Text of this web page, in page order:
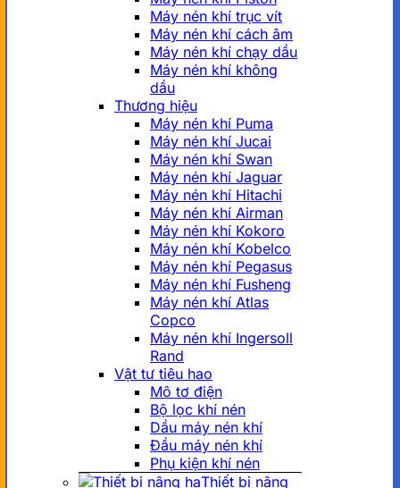
Máy nén khí trục vít
Máy nén khí cách âm
Máy nén khí chạy dầu
Máy nén khí không
dầu
Thương hiệu
Máy nén khí Puma
Máy nén khí Jucai
Máy nén khí Swan
Máy nén khí Jaguar
Máy nén khí Hitachi
Máy nén khí Airman
Máy nén khí Kokoro
Máy nén khí Kobelco
Máy nén khí Pegasus
Máy nén khí Fusheng
Máy nén khí Atlas
Copco
Máy nén khí Ingersoll
Rand
Vật tư tiêu hao
Mô tơ điện
Bộ lọc khí nén
Dầu máy nén khí
Đầu máy nén khí
Phụ kiện khí nén
Thiết bị nâng